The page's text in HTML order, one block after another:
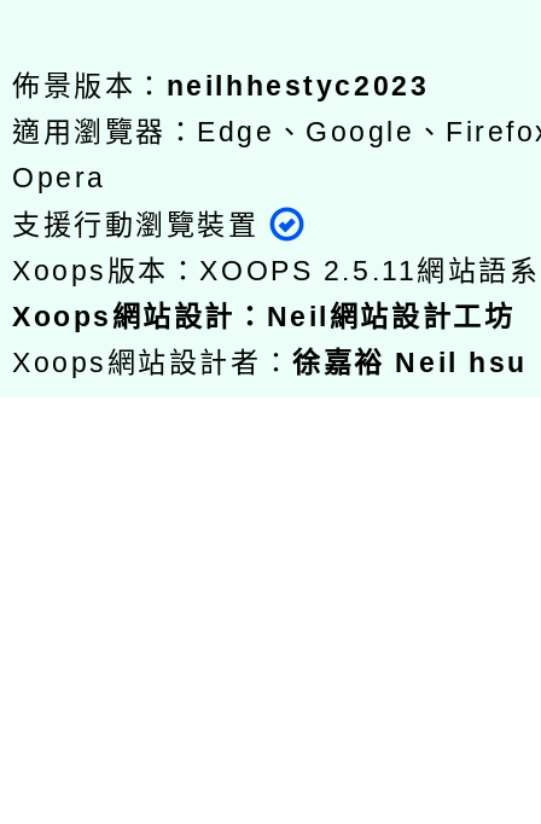
佈景版本： neilhhestyc2023
適用瀏覽器：Edge、Google、
Opera
支援行動瀏覽裝置
Xoops版本： XOOPS 2.5.11網站語
Xoops網站設計 ： Neil網站設計工坊
Xoops網站設計者：徐嘉裕 Neil hsu